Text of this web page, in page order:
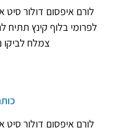
לורם איפסום דולור סיט
לפרומי בלוף קינץ
צמלח לביקו
לורם איפסום דולור סיט